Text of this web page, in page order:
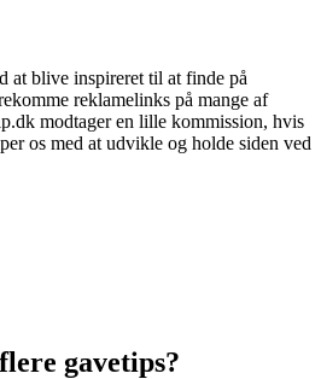
blive inspireret til at finde på
reklamelinks på mange af
modtager en lille kommission, hvis
os med at udvikle og holde siden ved
gavetips?